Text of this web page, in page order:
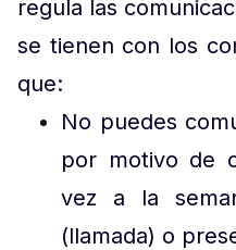
regula las
se tienen con los
que:
No puedes
por motivo de
vez a la
(llamada) o